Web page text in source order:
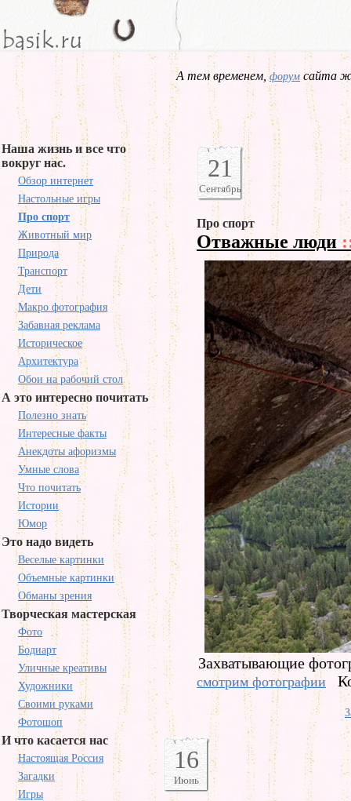
А тем временем,форум сайта
Наша жизнь и все что
вокруг нас.
Обзор интернет
Настольные игры
Про спорт
Животный мир
Природа
Транспорт
Дети
Макро фотография
Забавная реклама
Историческое
Архитектура
Обои на рабочий стол
А это интересно почитать
Полезно знать
Интересные факты
Анекдоты афоризмы
Умные слова
Что почитать
Истории
Юмор
Это надо видеть
Веселые картинки
Объемные картинки
Обманы зрения
Творческая мастерская
Фото
Бодиарт
Уличные креативы
Художники
Своими руками
Фотошоп
И что касается нас
Настоящая Россия
Загадки
Игры
21
Сентябрь
Про спорт
Отважные люди
Захватывающие
смотрим фотографии
16
Июнь